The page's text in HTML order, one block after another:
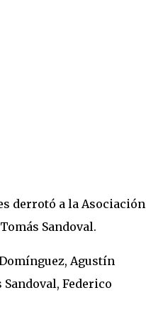
derrotó a la Asociación
Sandoval.
Agustín
Federico